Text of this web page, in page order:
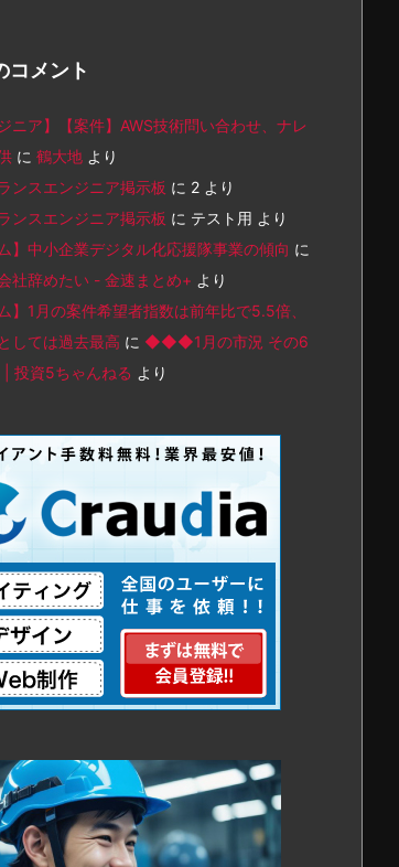
コメント
ジニア】【案件】AWS技術問い合わせ、ナレ
に 鶴大地 より
ンスエンジニア掲示板 に 2 より
ンスエンジニア掲示板 に テスト用 より
ム】中小企業デジタル化応援隊事業の傾向 に
社辞めたい - 金速まとめ+ より
ム】1月の案件希望者指数は前年比で5.5倍、
しては過去最高 に ◆◆◆1月の市況 その6
資5ちゃんねる より